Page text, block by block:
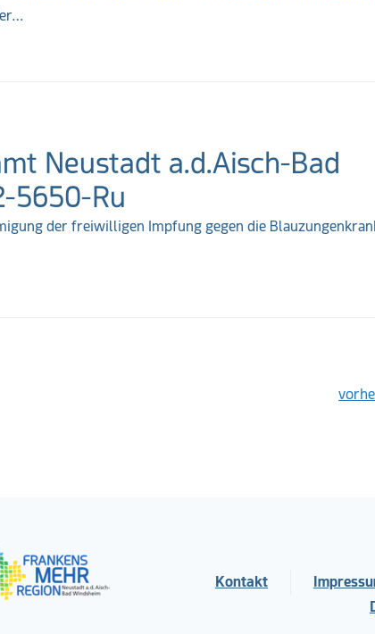
Neustadt a.d.Aisch-Bad
5650-Ru
der freiwilligen Impfung gegen die
Kontakt